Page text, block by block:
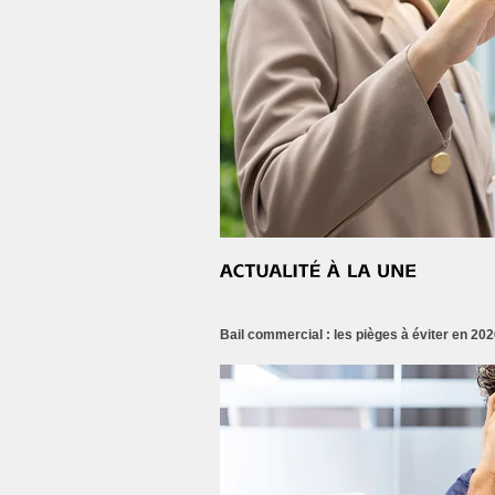
Bail commercial : les pièges à éviter en